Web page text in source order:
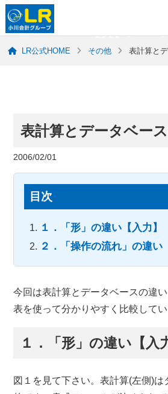
LR-ブロ
LR公式HOME その他 表計算と
表計算とデータベー
2006/02/01
目次
１．「形」の違い【入力】
２．「操作の流れ」の違い
今回は表計算とデータベースの違
表を使って分かりやすく比較してい
１．「形」の違い【入
図１を見て下さい。表計算(左側)は